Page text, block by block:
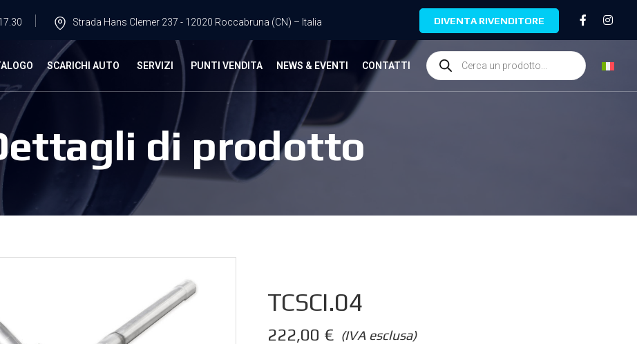
Strada Hans Clemer 237 - 12020 Roccabruna (CN) – Italia DIVENTA RIVENDITORE
SCARICHI AUTO SERVIZI PUNTI VENDITA NEWS & EVENTI CONTATTI
di prodotto
TCSCI.04
(IVA esclusa)
222,00 €